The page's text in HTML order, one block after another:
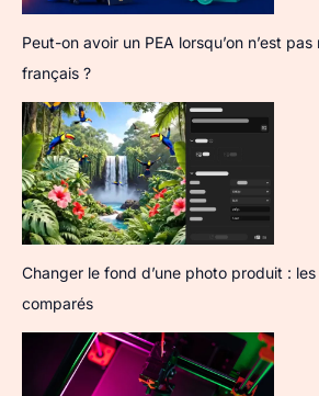
Peut-on avoir un PEA lorsqu’on n’est
français ?
Changer le fond d’une photo produit :
comparés